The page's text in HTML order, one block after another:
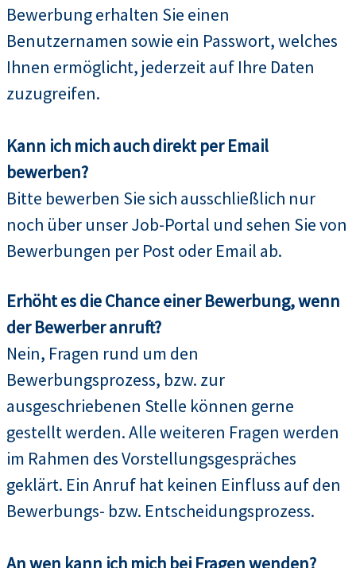
Bewerbung erhalten Sie einen
Benutzernamen sowie ein Passwort, welches
Ihnen ermöglicht, jederzeit auf Ihre Daten
zuzugreifen.
Kann ich mich auch direkt per Email
bewerben?
Bitte bewerben Sie sich ausschließlich nur
noch über unser Job-Portal und sehen Sie von
Bewerbungen per Post oder Email ab.
Erhöht es die Chance einer Bewerbung, wenn
der Bewerber anruft?
Nein, Fragen rund um den
Bewerbungsprozess, bzw. zur
ausgeschriebenen Stelle können gerne
gestellt werden. Alle weiteren Fragen werden
im Rahmen des Vorstellungsgespräches
geklärt. Ein Anruf hat keinen Einfluss auf den
Bewerbungs- bzw. Entscheidungsprozess.
An wen kann ich mich bei Fragen wenden?